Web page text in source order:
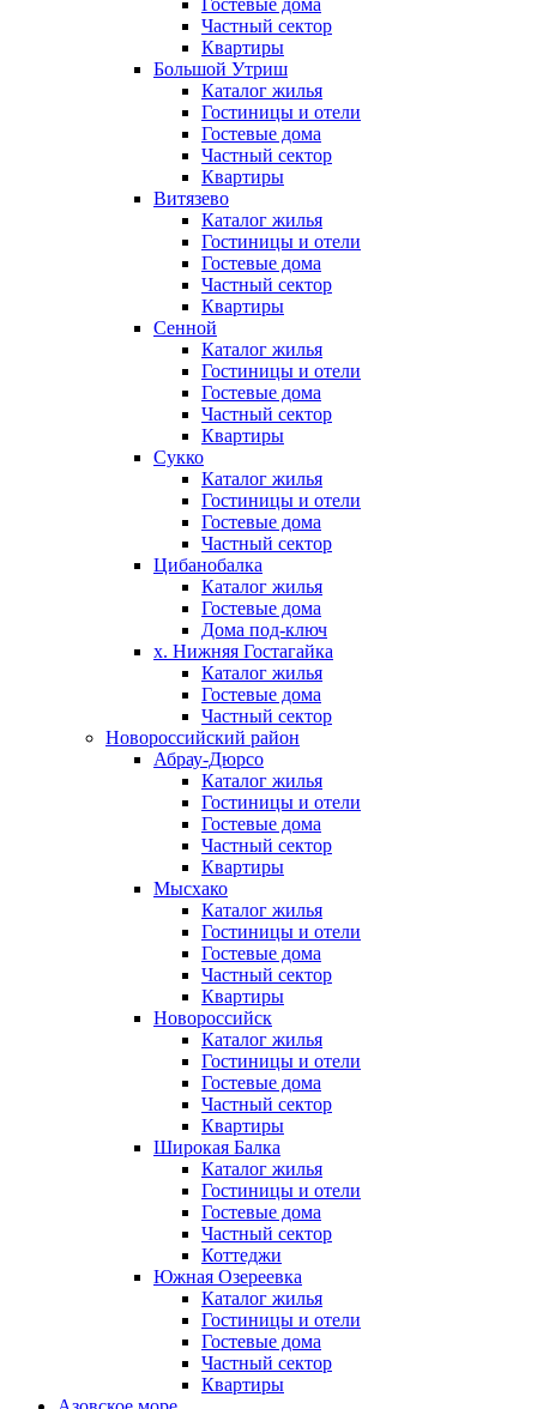
Гостевые дома
Частный сектор
Квартиры
Большой Утриш
Каталог жилья
Гостиницы и отели
Гостевые дома
Частный сектор
Квартиры
Витязево
Каталог жилья
Гостиницы и отели
Гостевые дома
Частный сектор
Квартиры
Сенной
Каталог жилья
Гостиницы и отели
Гостевые дома
Частный сектор
Квартиры
Сукко
Каталог жилья
Гостиницы и отели
Гостевые дома
Частный сектор
Цибанобалка
Каталог жилья
Гостевые дома
Дома под-ключ
х. Нижняя Гостагайка
Каталог жилья
Гостевые дома
Частный сектор
Новороссийский район
Абрау-Дюрсо
Каталог жилья
Гостиницы и отели
Гостевые дома
Частный сектор
Квартиры
Мысхако
Каталог жилья
Гостиницы и отели
Гостевые дома
Частный сектор
Квартиры
Новороссийск
Каталог жилья
Гостиницы и отели
Гостевые дома
Частный сектор
Квартиры
Широкая Балка
Каталог жилья
Гостиницы и отели
Гостевые дома
Частный сектор
Коттеджи
Южная Озереевка
Каталог жилья
Гостиницы и отели
Гостевые дома
Частный сектор
Квартиры